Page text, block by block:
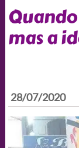
mas a
28/07/2020